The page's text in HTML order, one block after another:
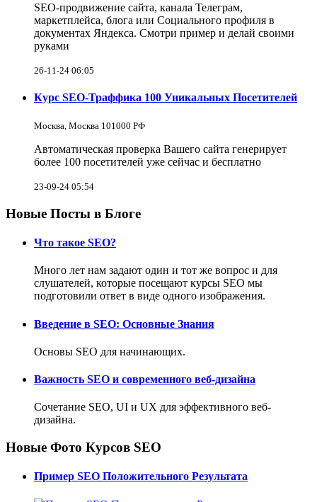
SEO-продвижение сайта, канала Телеграм,
маркетплейса, блога или Социального профиля в
документах Яндекса. Смотри пример и делай своими
руками
26-11-24 06:05
Курс SEO-Траффика 100 Уникальных Посетителей
Москва, Москва 101000 РФ
Автоматическая проверка Вашего сайта генерирует
более 100 посетителей уже сейчас и бесплатно
23-09-24 05:54
Новые Посты в Блоге
Что такое SEO?
Много лет нам задают один и тот же вопрос и для
слушателей, которые посещают курсы SEO мы
подготовили ответ в виде одного изображения.
Введение в SEO: Основные Знания
Основы SEO для начинающих.
Важность SEO и современного веб-дизайна
Сочетание SEO, UI и UX для эффективного веб-
дизайна.
Новые Фото Курсов SEO
Пример SEO Положительного Результата